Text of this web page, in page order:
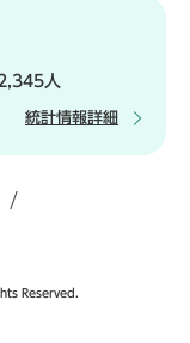
人
統計情報詳細
Reserved.